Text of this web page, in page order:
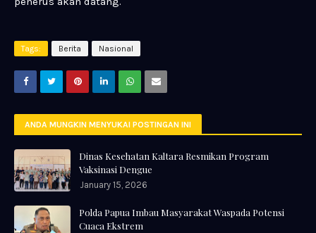
Tags: Berita Nasional
ANDA MUNGKIN MENYUKAI POSTINGAN INI
Dinas Kesehatan Kaltara Resmikan Program
Vaksinasi Dengue
January 15, 2026
Polda Papua Imbau Masyarakat Waspada Potensi
Cuaca Ekstrem